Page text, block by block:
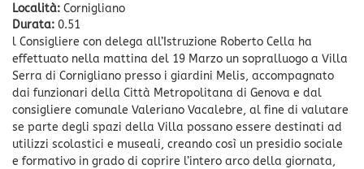
Località: Cornigliano
Durata: 0.51
l Consigliere con delega all’Istruzione Roberto Cella ha
effettuato nella mattina del 19 Marzo un sopralluogo a Villa
Serra di Cornigliano presso i giardini Melis, accompagnato
dai funzionari della Città Metropolitana di Genova e dal
consigliere comunale Valeriano Vacalebre, al fine di valutare
se parte degli spazi della Villa possano essere destinati ad
utilizzi scolastici e museali, creando così un presidio sociale
e formativo in grado di coprire l’intero arco della giornata,